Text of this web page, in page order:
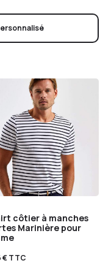
côtier à manches
Marinière pour
€TTC